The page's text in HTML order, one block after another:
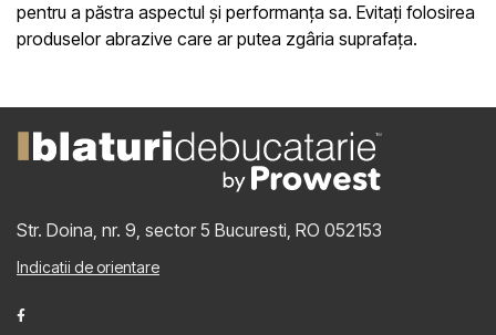
pentru a păstra aspectul și performanța sa. Evitați folosirea
produselor abrazive care ar putea zgâria suprafața.
Str. Doina, nr. 9, sector 5 Bucuresti, RO 052153
Indicatii de orientare